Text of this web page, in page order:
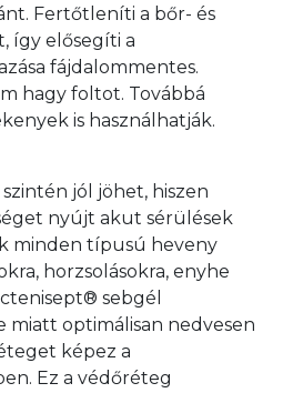
Fertőtleníti a bőr- és
így elősegíti a
fájdalommentes.
hagy foltot. Továbbá
is használhatják.
szintén jól jöhet, hiszen
nyújt akut sérülések
minden típusú heveny
horzsolásokra, enyhe
sebgél
miatt optimálisan nedvesen
képez a
Ez a védőréteg